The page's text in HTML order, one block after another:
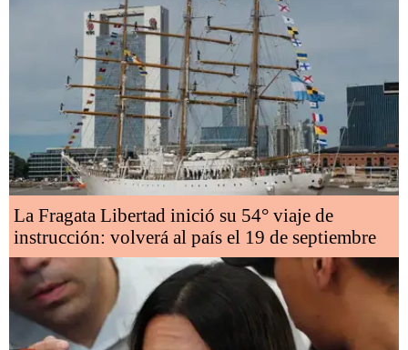
La Fragata Libertad inició su 54° viaje de
instrucción: volverá al país el 19 de septiembre